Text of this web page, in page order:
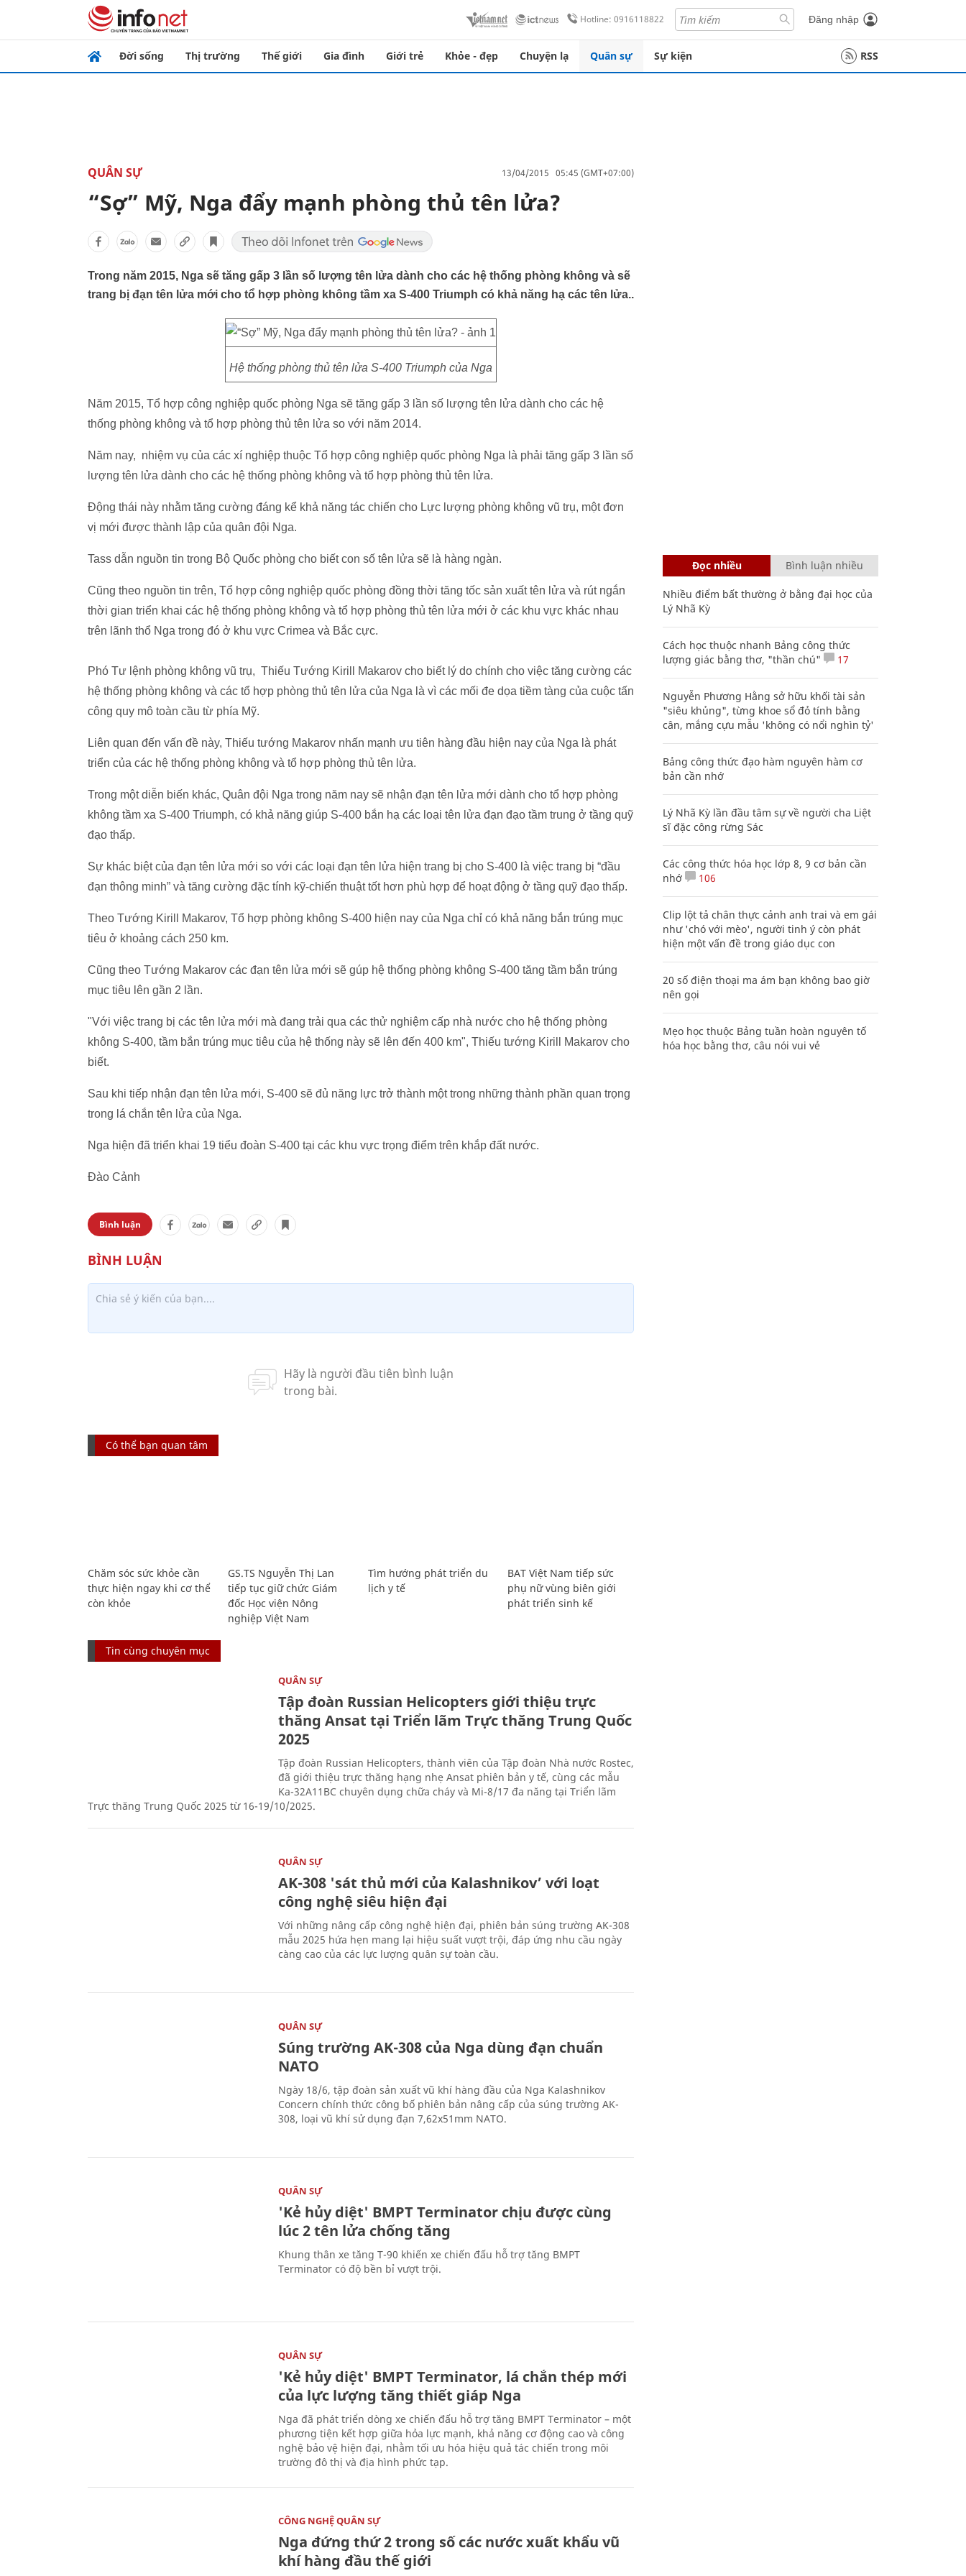
Hotline: 0916118822 Đăng nhập
Đời sống Thị trường Thế giới Gia đình Giới trẻ Khỏe - đẹp Chuyện lạ Quân sự Sự kiện RSS
QUÂN SỰ 13/04/2015 05:45 (GMT+07:00)
“Sợ” Mỹ, Nga đẩy mạnh phòng thủ tên lửa?
Trong năm 2015, Nga sẽ tăng gấp 3 lần số lượng tên lửa dành cho các hệ thống phòng không và sẽ
trang bị đạn tên lửa mới cho tổ hợp phòng không tầm xa S-400 Triumph có khả năng hạ các tên lửa..
Hệ thống phòng thủ tên lửa S-400 Triumph của Nga
Năm 2015, Tổ hợp công nghiệp quốc phòng Nga sẽ tăng gấp 3 lần số lượng tên lửa dành cho các hệ
thống phòng không và tổ hợp phòng thủ tên lửa so với năm 2014.
Năm nay, nhiệm vụ của các xí nghiệp thuộc Tổ hợp công nghiệp quốc phòng Nga là phải tăng gấp 3 lần số
lượng tên lửa dành cho các hệ thống phòng không và tổ hợp phòng thủ tên lửa.
Động thái này nhằm tăng cường đáng kể khả năng tác chiến cho Lực lượng phòng không vũ trụ, một đơn
vị mới được thành lập của quân đội Nga.
Tass dẫn nguồn tin trong Bộ Quốc phòng cho biết con số tên lửa sẽ là hàng ngàn.
Cũng theo nguồn tin trên, Tổ hợp công nghiệp quốc phòng đồng thời tăng tốc sản xuất tên lửa và rút ngắn
thời gian triển khai các hệ thống phòng không và tổ hợp phòng thủ tên lửa mới ở các khu vực khác nhau
trên lãnh thổ Nga trong đó ở khu vực Crimea và Bắc cực.
Phó Tư lệnh phòng không vũ trụ, Thiếu Tướng Kirill Makarov cho biết lý do chính cho việc tăng cường các
hệ thống phòng không và các tổ hợp phòng thủ tên lửa của Nga là vì các mối đe dọa tiềm tàng của cuộc tấn
công quy mô toàn cầu từ phía Mỹ.
Liên quan đến vấn đề này, Thiếu tướng Makarov nhấn mạnh ưu tiên hàng đầu hiện nay của Nga là phát
triển của các hệ thống phòng không và tổ hợp phòng thủ tên lửa.
Trong một diễn biến khác, Quân đội Nga trong năm nay sẽ nhận đạn tên lửa mới dành cho tổ hợp phòng
không tầm xa S-400 Triumph, có khả năng giúp S-400 bắn hạ các loại tên lửa đạn đạo tầm trung ở tầng quỹ
đạo thấp.
Sự khác biệt của đạn tên lửa mới so với các loại đạn tên lửa hiện trang bị cho S-400 là việc trang bị “đầu
đạn thông minh” và tăng cường đặc tính kỹ-chiến thuật tốt hơn phù hợp để hoạt động ở tầng quỹ đạo thấp.
Theo Tướng Kirill Makarov, Tổ hợp phòng không S-400 hiện nay của Nga chỉ có khả năng bắn trúng mục
tiêu ở khoảng cách 250 km.
Cũng theo Tướng Makarov các đạn tên lửa mới sẽ gúp hệ thống phòng không S-400 tăng tầm bắn trúng
mục tiêu lên gần 2 lần.
"Với việc trang bị các tên lửa mới mà đang trải qua các thử nghiệm cấp nhà nước cho hệ thống phòng
không S-400, tầm bắn trúng mục tiêu của hệ thống này sẽ lên đến 400 km", Thiếu tướng Kirill Makarov cho
biết.
Sau khi tiếp nhận đạn tên lửa mới, S-400 sẽ đủ năng lực trở thành một trong những thành phần quan trọng
trong lá chắn tên lửa của Nga.
Nga hiện đã triển khai 19 tiểu đoàn S-400 tại các khu vực trọng điểm trên khắp đất nước.
Đào Cảnh
Bình luận
Có thể bạn quan tâm
Chăm sóc sức khỏe cần
thực hiện ngay khi cơ thể
còn khỏe
GS.TS Nguyễn Thị Lan
tiếp tục giữ chức Giám
đốc Học viện Nông
nghiệp Việt Nam
Tìm hướng phát triển du
lịch y tế
BAT Việt Nam tiếp sức
phụ nữ vùng biên giới
phát triển sinh kế
Tin cùng chuyên mục
QUÂN SỰ
Tập đoàn Russian Helicopters giới thiệu trực
thăng Ansat tại Triển lãm Trực thăng Trung Quốc
2025
Tập đoàn Russian Helicopters, thành viên của Tập đoàn Nhà nước Rostec,
đã giới thiệu trực thăng hạng nhẹ Ansat phiên bản y tế, cùng các mẫu
Ka-32A11BC chuyên dụng chữa cháy và Mi-8/17 đa năng tại Triển lãm
Trực thăng Trung Quốc 2025 từ 16-19/10/2025.
QUÂN SỰ
AK-308 'sát thủ mới của Kalashnikov’ với loạt
công nghệ siêu hiện đại
Với những nâng cấp công nghệ hiện đại, phiên bản súng trường AK-308
mẫu 2025 hứa hẹn mang lại hiệu suất vượt trội, đáp ứng nhu cầu ngày
càng cao của các lực lượng quân sự toàn cầu.
QUÂN SỰ
Súng trường AK-308 của Nga dùng đạn chuẩn
NATO
Ngày 18/6, tập đoàn sản xuất vũ khí hàng đầu của Nga Kalashnikov
Concern chính thức công bố phiên bản nâng cấp của súng trường AK-
308, loại vũ khí sử dụng đạn 7,62x51mm NATO.
QUÂN SỰ
'Kẻ hủy diệt' BMPT Terminator chịu được cùng
lúc 2 tên lửa chống tăng
Khung thân xe tăng T-90 khiến xe chiến đấu hỗ trợ tăng BMPT
Terminator có độ bền bỉ vượt trội.
QUÂN SỰ
'Kẻ hủy diệt' BMPT Terminator, lá chắn thép mới
của lực lượng tăng thiết giáp Nga
Nga đã phát triển dòng xe chiến đấu hỗ trợ tăng BMPT Terminator – một
phương tiện kết hợp giữa hỏa lực mạnh, khả năng cơ động cao và công
nghệ bảo vệ hiện đại, nhằm tối ưu hóa hiệu quả tác chiến trong môi
trường đô thị và địa hình phức tạp.
CÔNG NGHỆ QUÂN SỰ
Nga đứng thứ 2 trong số các nước xuất khẩu vũ
khí hàng đầu thế giới
Đọc nhiều Bình luận nhiều
Nhiều điểm bất thường ở bằng đại học của
Lý Nhã Kỳ
Cách học thuộc nhanh Bảng công thức
lượng giác bằng thơ, "thần chú"
17
Nguyễn Phương Hằng sở hữu khối tài sản
"siêu khủng", từng khoe sổ đỏ tính bằng
cân, mắng cựu mẫu 'không có nổi nghìn tỷ'
Bảng công thức đạo hàm nguyên hàm cơ
bản cần nhớ
Lý Nhã Kỳ lần đầu tâm sự về người cha Liệt
sĩ đặc công rừng Sác
Các công thức hóa học lớp 8, 9 cơ bản cần
nhớ
106
Clip lột tả chân thực cảnh anh trai và em gái
như 'chó với mèo', người tinh ý còn phát
hiện một vấn đề trong giáo dục con
20 số điện thoại ma ám bạn không bao giờ
nên gọi
Mẹo học thuộc Bảng tuần hoàn nguyên tố
hóa học bằng thơ, câu nói vui vẻ